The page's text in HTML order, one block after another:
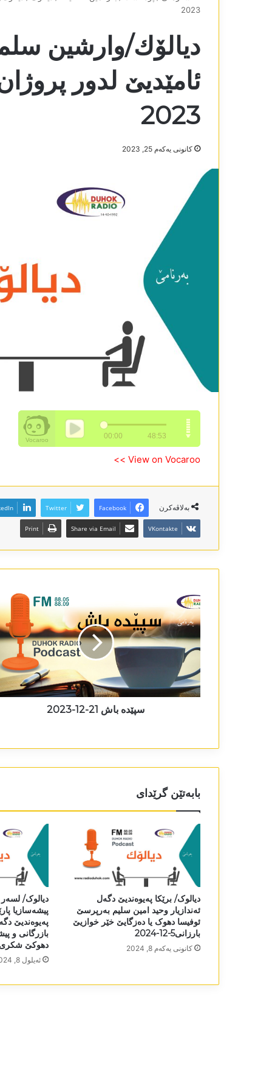
2023
دیالۆك/وارشین
2023
كانونی یه‌كه‌م 25, 2023
View on Vocaroo >>
بەلاڤەکرن Facebook
Twitter
VKontakte
Share via Email
Print
سپێدە باش 21-12-2023
بابەتێن گرێدای
دیالوک/ برێکا پەیوەندیێ دگەل
ئەندازیار وحید امین سلیم بەرپرسێ
ئوفیسا دھوک یا دەزگایێ خێر خوازیێ
بارزانی5-12-2024
كانونی یه‌كه‌م 8, 2024
دیالوک/
پیشەسازیا
پەیوەندیێ
بازرگانی و
دھوکێ شکری
ئه‌یلول 8, 2024